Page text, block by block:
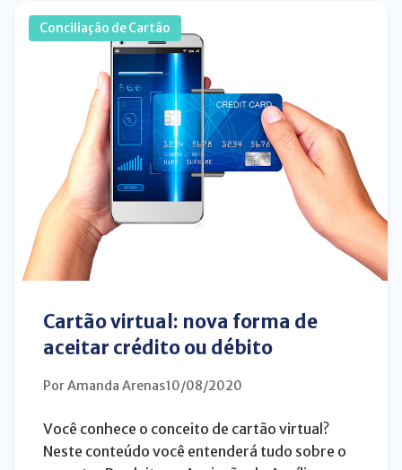
Conciliação de Cartão
Cartão virtual: nova forma de
aceitar crédito ou débito
Por Amanda Arenas10/08/2020
Você conhece o conceito de cartão virtual?
Neste conteúdo você entenderá tudo sobre o